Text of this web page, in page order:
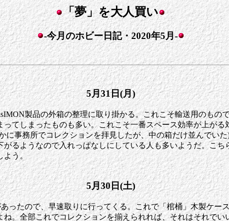
「夢」を大人買い
-今月のホビー日記・2020年5月-
5月31日(月)
製品の外箱の整理に取り掛かる。これこそ輸送用のもの
てしまったものも多い。これこそ一番スペース効率が上が
事務所でコレクションを拝見したが、中の箱だけ並んでい
るようなので入れっぱなしにしている人も多いようだ。こ
よう。
5月30日(土)
ったので、早速取りに行ってくる。これで「棺桶」木製ケー
。全部これでコレクションを揃えられれば、それはそれで